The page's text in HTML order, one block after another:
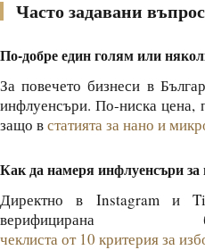
Часто задавани
По-добре един голям или
За повечето бизнеси в
инфлуенсъри. По-ниска цена,
защо встатията за нано и
Как да намеря инфлуенсъри за
Директно в Instagram и
верифицирана
чеклиста от 10 критерия за